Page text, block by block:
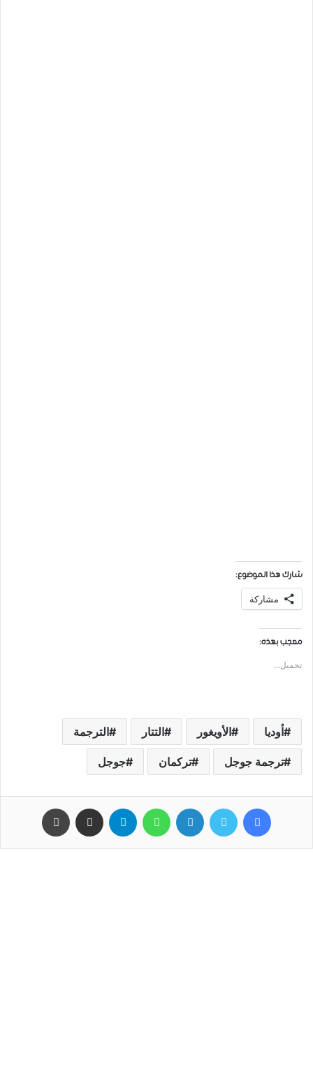
شارك هذا الموضوع:
مشاركة
معجب بهذه:
تحميل...
ﺃﻭﺩﻳﺎ ﺍﻷﻭﻳﻐﻮﺭ ﺍﻟﺘﺘﺎﺭ الترجمة
ﺗﺮﺟﻤﺔ ﺟﻮﺟﻞ ﺗﺮﻛﻤﺎﻥ جوجل
فيسبوك تويتر لينكدإن واتساب تيلقرام مشاركة عبر البريد